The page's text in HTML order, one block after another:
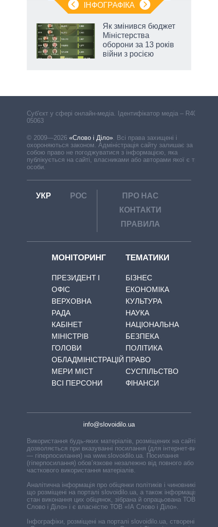
ІНФОГРАФІКА
Як змінився бюджет
Міністерства
оборони за 13 років
війни з росією
Cуб'єкт у сфері онлайн-медіа. Ідентифікатор медіа – R40-
05063
© 2009—2026 «Слово і Діло» Всі права захищені і
охороняються законом. Адміністрація сайту залишає за
собою право не погоджуватися з інформацією, яка
публікується на сайті, власниками або авторами якої є треті
особи.
УКР РОС
ПРО НАС
КОНТАКТИ
ПРАВИЛА
МОНІТОРИНГ
ПРЕЗИДЕНТ І
ОФІС
ВЕРХОВНА
РАДА
КАБІНЕТ
МІНІСТРІВ
ГОЛОВИ
ОБЛАДМІНІСТРАЦІЙ
МЕРИ МІСТ
ВСІ ПЕРСОНИ
ТЕМАТИКИ
БІЗНЕС
ЕКОНОМІКА
КУЛЬТУРА
НАУКА
НАЦІОНАЛЬНА
БЕЗПЕКА
ПОЛІТИКА
ПРАВО
СУСПІЛЬСТВО
ФІНАНСИ
info@slovoidilo.ua
Використання будь-яких матеріалів, розміщених на сайті,
дозволяється при вказуванні посилання (для інтернет-видань
— гіперпосилання) на www.slovoidilo.ua. Посилання
(гіперпосилання) обов’язкове незалежно від повного або
часткового використання матеріалів.
Аналітична інформація про обіцянки політиків і чиновників,
що розміщені на порталі slovoidilo.ua, а також інформація про
стан виконання цих обіцянок, зібрана й опрацьована ТОВ «ІА
Слово і Діло» і є власністю ТОВ «ІА Слово і Діло».
Інфографіки, розміщені на порталі slovoidilo.ua, створені ГО